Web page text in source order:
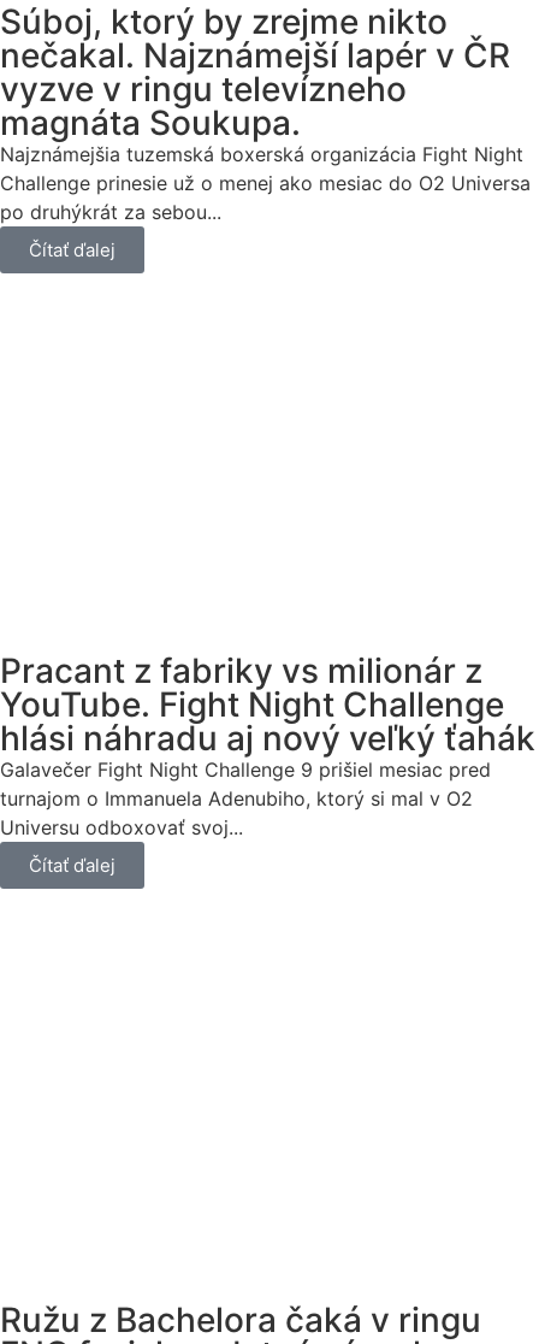
Súboj, ktorý by zrejme nikto
nečakal. Najznámejší lapér v ČR
vyzve v ringu televízneho
magnáta Soukupa.
Najznámejšia tuzemská boxerská organizácia Fight Night
Challenge prinesie už o menej ako mesiac do O2 Universa
po druhýkrát za sebou...
Čítať ďalej
Pracant z fabriky vs milionár z
YouTube. Fight Night Challenge
hlási náhradu aj nový veľký ťahák
Galavečer Fight Night Challenge 9 prišiel mesiac pred
turnajom o Immanuela Adenubiho, ktorý si mal v O2
Universu odboxovať svoj...
Čítať ďalej
Ružu z Bachelora čaká v ringu